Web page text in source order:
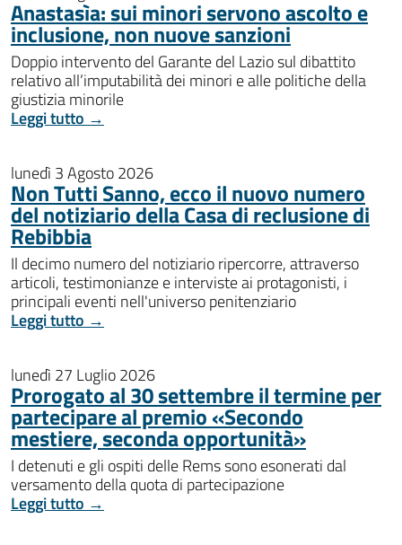
Anastasìa: sui minori servono ascolto e
inclusione, non nuove sanzioni
Doppio intervento del Garante del Lazio sul dibattito
relativo all’imputabilità dei minori e alle politiche della
giustizia minorile
Leggi tutto →
lunedì 3 Agosto 2026
Non Tutti Sanno, ecco il nuovo numero
del notiziario della Casa di reclusione di
Rebibbia
Il decimo numero del notiziario ripercorre, attraverso
articoli, testimonianze e interviste ai protagonisti, i
principali eventi nell'universo penitenziario
Leggi tutto →
lunedì 27 Luglio 2026
Prorogato al 30 settembre il termine per
partecipare al premio «Secondo
mestiere, seconda opportunità»
I detenuti e gli ospiti delle Rems sono esonerati dal
versamento della quota di partecipazione
Leggi tutto →